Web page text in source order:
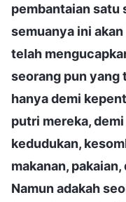
pembantaian satu
semuanya ini
telah
seorang pun yang
hanya demi
putri mereka,
kedudukan,
makanan,
Namun adakah